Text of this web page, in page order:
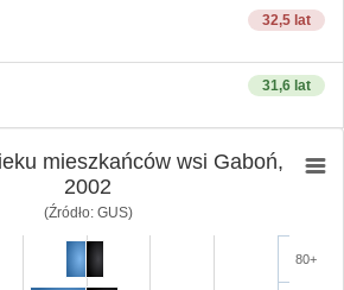
32,5 lat
31,6 lat
mieszkańców wsi Gaboń,
2002
(Źródło: GUS)
80+